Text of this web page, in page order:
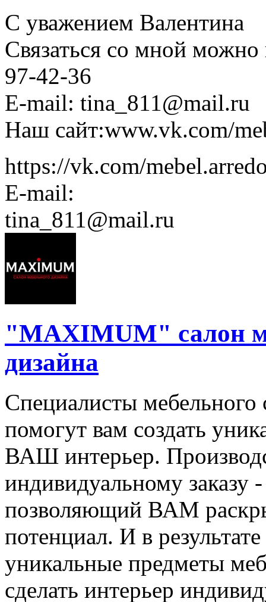
С уважением Валентина
Связаться со мной можно
97-42-36
E-mail: tina_811@mail.ru
Наш сайт:www.vk.com/
https://vk.com/
E-mail:
tina_811@mail.ru
"MAXIMUM" салон
дизайна
Специалисты
помогут вам создать
ВАШ интерьер.
индивидуальному заказу
позволяющий ВАМ
потенциал. И в
уникальные предметы
сделать интерьер